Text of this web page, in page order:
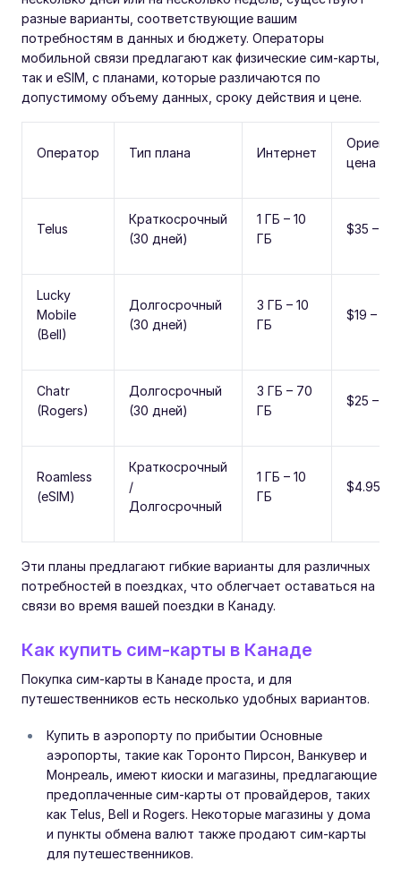
разные варианты, соответствующие вашим
потребностям в данных и бюджету. Операторы
мобильной связи предлагают как физические сим-карты,
так и eSIM, с планами, которые различаются по
допустимому объему данных, сроку действия и цене.
Оператор Тип плана Интернет
цена
Telus
Краткосрочный
(30 дней)
1 ГБ – 10
ГБ
$35 –
Lucky
Mobile
(Bell)
Долгосрочный
(30 дней)
3 ГБ – 10
ГБ
$19 –
Chatr
(Rogers)
Долгосрочный
(30 дней)
3 ГБ – 70
ГБ
$25 –
Roamless
(eSIM)
Краткосрочный
/
Долгосрочный
1 ГБ – 10
ГБ
$4.95 –
Эти планы предлагают гибкие варианты для различных
потребностей в поездках, что облегчает оставаться на
связи во время вашей поездки в Канаду.
Как купить сим-карты в Канаде
Покупка сим-карты в Канаде проста, и для
путешественников есть несколько удобных вариантов.
Купить в аэропорту по прибытии Основные
аэропорты, такие как Торонто Пирсон, Ванкувер и
Монреаль, имеют киоски и магазины, предлагающие
предоплаченные сим-карты от провайдеров, таких
как Telus, Bell и Rogers. Некоторые магазины у дома
и пункты обмена валют также продают сим-карты
для путешественников.